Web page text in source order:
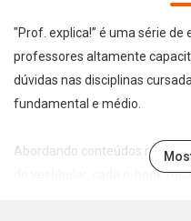
"Prof. explica!” é uma série de
professores altamente
dúvidas nas disciplinas
fundamental e médio.
Abordando conteúdos
de vestibular, cada e-book